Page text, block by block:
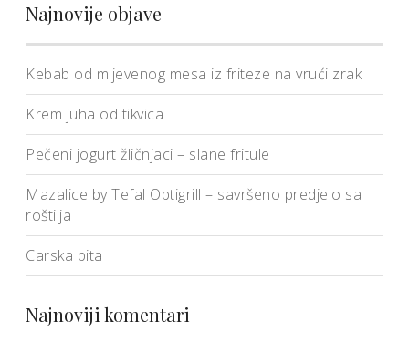
Najnovije objave
Kebab od mljevenog mesa iz friteze na vrući zrak
Krem juha od tikvica
Pečeni jogurt žličnjaci – slane fritule
Mazalice by Tefal Optigrill – savršeno predjelo sa
roštilja
Carska pita
Najnoviji komentari